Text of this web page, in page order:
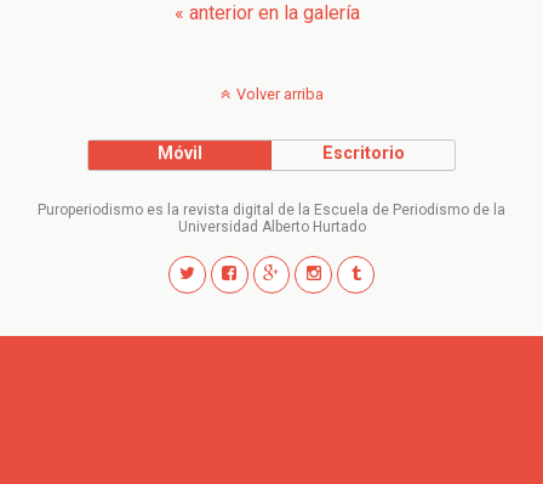
« anterior en la galería
Volver arriba
Móvil Escritorio
Puroperiodismo es la revista digital de la Escuela de Periodismo de la
Universidad Alberto Hurtado